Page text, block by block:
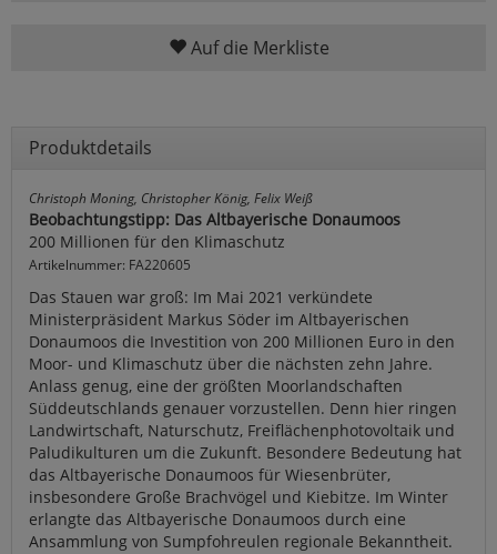
Auf die Merkliste
Produktdetails
Christoph Moning, Christopher König, Felix Weiß
Beobachtungstipp: Das Altbayerische Donaumoos
200 Millionen für den Klimaschutz
Artikelnummer: FA220605
Das Stauen war groß: Im Mai 2021 verkündete
Ministerpräsident Markus Söder im Altbayerischen
Donaumoos die Investition von 200 Millionen Euro in den
Moor- und Klimaschutz über die nächsten zehn Jahre.
Anlass genug, eine der größten Moorlandschaften
Süddeutschlands genauer vorzustellen. Denn hier ringen
Landwirtschaft, Naturschutz, Freiflächenphotovoltaik und
Paludikulturen um die Zukunft. Besondere Bedeutung hat
das Altbayerische Donaumoos für Wiesenbrüter,
insbesondere Große Brachvögel und Kiebitze. Im Winter
erlangte das Altbayerische Donaumoos durch eine
Ansammlung von Sumpfohreulen regionale Bekanntheit.